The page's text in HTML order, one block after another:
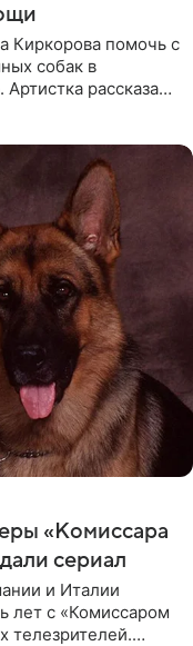
Киркорова помочь с
собак в
рассказала
«Комиссара
сериал
и Италии
лет с «Комиссаром
телезрителей.